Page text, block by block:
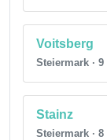
Voitsberg
Steiermark ·
Stainz
Steiermark ·